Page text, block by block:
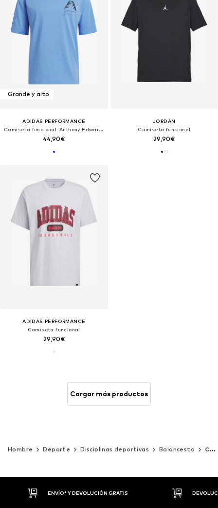
Grande y alto
ADIDAS PERFORMANCE
Camiseta funcional 'Anthony Edwards'
44,90€
JORDAN
Camiseta funcional
29,90€
ADIDAS PERFORMANCE
Camiseta funcional
29,90€
Cargar más productos
Hombre Deporte Disciplinas deportivas Baloncesto Camisetas y maillots
DEVOLUCIONES HASTA 30 DÍAS